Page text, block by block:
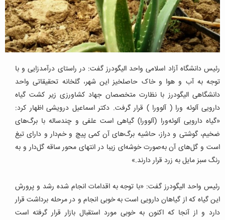
رئیس دانشگاه آزاد اسلامی واحد الیگودرز گفت: در راستای درآمدزایی و با
توجه به آب و هوا و خاک حاصلخیز این شهر، گلخانه تحقیقاتی واحد
دانشگاهی الیگودرز با نظارت متخصصان جهاد کشاورزی زیر کشت گیاه
دارویی آلوئه ورا ( آلوورا ) قرار گرفت. دکتر اسماعیل درویشی اظهار کرد:
«گیاه دارویی آلوئه‌ورا (آلوورا) گیاهی است علفی و چندساله با برگ‌های
ضخیم، گوشتی و دراز، حاشیه‌ برگ‌های آن کمی پیچ و خم‌دار و دارای تیغ
است و گل‌های آن‌ به‌صورت خوشه‌ای زیبا در انتهای محور ساقه گل‌دار و به
رنگ سبز مایل به زرد قرار دارند.»
رئیس واحد الیگودرز گفت: «با توجه به اقدامات انجام شده رشد و پرورش
این گیاه که از گیاهان دارویی است به خوبی انجام و در مرحله برداشت قرار
دارد و از آنجا که اکنون به خوبی مورد استقبال بازار قرار گرفته است